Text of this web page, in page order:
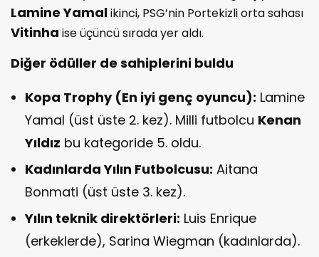
Lamine Yamalikinci, PSG’nin Portekizli orta sahası
Vitinha ise üçüncü sırada yer aldı.
Diğer ödüller de sahiplerini buldu
Kopa Trophy (En iyi genç oyuncu): Lamine
Yamal (üst üste 2. kez). Milli futbolcu Kenan
Yıldız bu kategoride 5. oldu.
Kadınlarda Yılın Futbolcusu: Aitana
Bonmati (üst üste 3. kez).
Yılın teknik direktörleri: Luis Enrique
(erkeklerde), Sarina Wiegman (kadınlarda).